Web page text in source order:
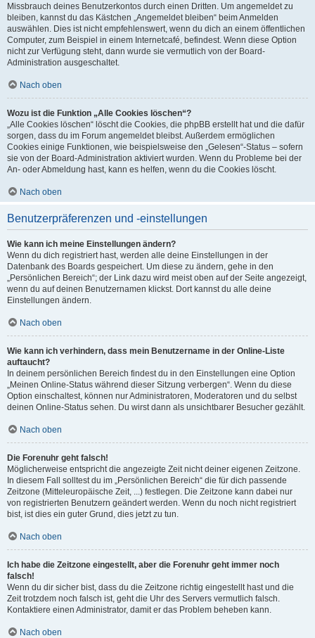
Missbrauch deines Benutzerkontos durch einen Dritten. Um angemeldet zu
bleiben, kannst du das Kästchen „Angemeldet bleiben“ beim Anmelden
auswählen. Dies ist nicht empfehlenswert, wenn du dich an einem öffentlichen
Computer, zum Beispiel in einem Internetcafé, befindest. Wenn diese Option
nicht zur Verfügung steht, dann wurde sie vermutlich von der Board-
Administration ausgeschaltet.
Nach oben
Wozu ist die Funktion „Alle Cookies löschen“?
„Alle Cookies löschen“ löscht die Cookies, die phpBB erstellt hat und die dafür
sorgen, dass du im Forum angemeldet bleibst. Außerdem ermöglichen
Cookies einige Funktionen, wie beispielsweise den „Gelesen“-Status – sofern
sie von der Board-Administration aktiviert wurden. Wenn du Probleme bei der
An- oder Abmeldung hast, kann es helfen, wenn du die Cookies löscht.
Nach oben
Benutzerpräferenzen und -einstellungen
Wie kann ich meine Einstellungen ändern?
Wenn du dich registriert hast, werden alle deine Einstellungen in der
Datenbank des Boards gespeichert. Um diese zu ändern, gehe in den
„Persönlichen Bereich“; der Link dazu wird meist oben auf der Seite angezeigt,
wenn du auf deinen Benutzernamen klickst. Dort kannst du alle deine
Einstellungen ändern.
Nach oben
Wie kann ich verhindern, dass mein Benutzername in der Online-Liste
auftaucht?
In deinem persönlichen Bereich findest du in den Einstellungen eine Option
„Meinen Online-Status während dieser Sitzung verbergen“. Wenn du diese
Option einschaltest, können nur Administratoren, Moderatoren und du selbst
deinen Online-Status sehen. Du wirst dann als unsichtbarer Besucher gezählt.
Nach oben
Die Forenuhr geht falsch!
Möglicherweise entspricht die angezeigte Zeit nicht deiner eigenen Zeitzone.
In diesem Fall solltest du im „Persönlichen Bereich“ die für dich passende
Zeitzone (Mitteleuropäische Zeit, ...) festlegen. Die Zeitzone kann dabei nur
von registrierten Benutzern geändert werden. Wenn du noch nicht registriert
bist, ist dies ein guter Grund, dies jetzt zu tun.
Nach oben
Ich habe die Zeitzone eingestellt, aber die Forenuhr geht immer noch
falsch!
Wenn du dir sicher bist, dass du die Zeitzone richtig eingestellt hast und die
Zeit trotzdem noch falsch ist, geht die Uhr des Servers vermutlich falsch.
Kontaktiere einen Administrator, damit er das Problem beheben kann.
Nach oben